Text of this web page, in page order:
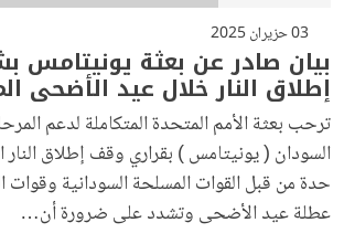
03 حزيران 2025
بيان صادر عن بعثة يونيتامس
إطلاق النار خلال عيد الأضحى
ترحب بعثة الأمم المتحدة المتكاملة لدعم
السودان ( يونيتامس ) بقراري وقف إطلاق النار
حدة من قبل القوات المسلحة السودانية وقوات
عطلة عيد الأضحى وتشدد على ضرورة أن…